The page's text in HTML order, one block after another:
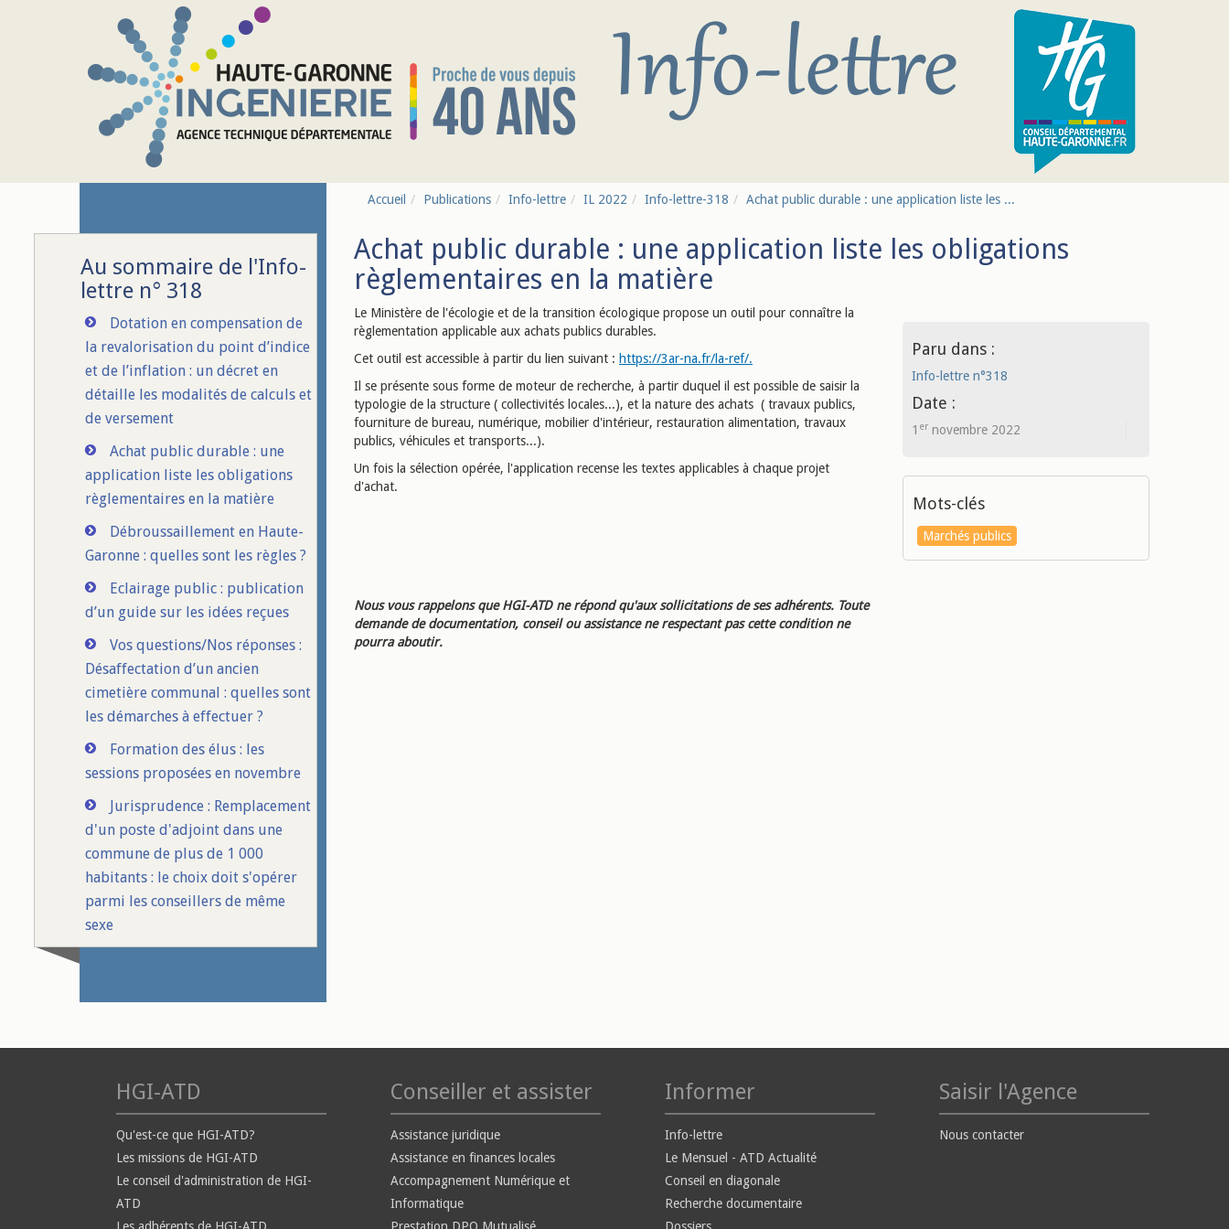
Au sommaire de l'Info-
lettre n° 318
Dotation en compensation de
la revalorisation du point d’indice
et de l’inflation : un décret en
détaille les modalités de calculs et
de versement
Achat public durable : une
application liste les obligations
règlementaires en la matière
Débroussaillement en Haute-
Garonne : quelles sont les règles ?
Eclairage public : publication
d’un guide sur les idées reçues
Vos questions/Nos réponses :
Désaffectation d’un ancien
cimetière communal : quelles sont
les démarches à effectuer ?
Formation des élus : les
sessions proposées en novembre
Jurisprudence : Remplacement
d'un poste d'adjoint dans une
commune de plus de 1 000
habitants : le choix doit s'opérer
parmi les conseillers de même
sexe
Accueil Publications Info-lettre IL 2022 Info-lettre-318 Achat public durable : une application liste les ...
Achat public durable : une application liste les obligations
règlementaires en la matière
Le Ministère de l'écologie et de la transition écologique propose un outil pour connaître la
règlementation applicable aux achats publics durables.
Cet outil est accessible à partir du lien suivant : https://3ar-na.fr/la-ref/.
Il se présente sous forme de moteur de recherche, à partir duquel il est possible de saisir la
typologie de la structure ( collectivités locales...), et la nature des achats ( travaux publics,
fourniture de bureau, numérique, mobilier d'intérieur, restauration alimentation, travaux
publics, véhicules et transports...).
Un fois la sélection opérée, l'application recense les textes applicables à chaque projet
d'achat.
Nous vous rappelons que HGI-ATD ne répond qu'aux sollicitations de ses adhérents. Toute
demande de documentation, conseil ou assistance ne respectant pas cette condition ne
pourra aboutir.
Paru dans :
Info-lettre n°318
Date :
1 ernovembre 2022
Mots-clés
Marchés publics
HGI-ATD
Qu'est-ce que HGI-ATD?
Les missions de HGI-ATD
Le conseil d'administration de HGI-
ATD
Conseiller et assister
Assistance juridique
Assistance en finances locales
Accompagnement Numérique et
Informatique
Informer
Info-lettre
Le Mensuel - ATD Actualité
Conseil en diagonale
Recherche documentaire
Saisir l'Agence
Nous contacter